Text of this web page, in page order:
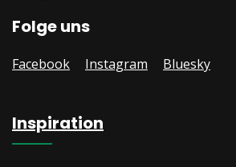
Folge uns
Facebook Instagram Bluesky
Inspiration